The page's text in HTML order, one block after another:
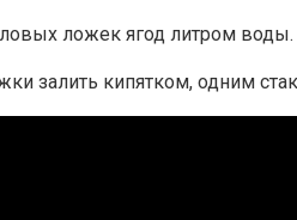
ложек ягод литром
залить кипятком, одним